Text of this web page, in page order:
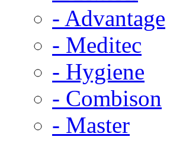
- Advantage
- Meditec
- Hygiene
- Combison
- Master